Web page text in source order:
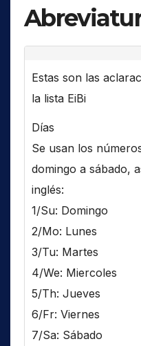
Estas son las
la lista EiBi
Días
Se usan los
domingo a sábado,
inglés:
1/Su: Domingo
2/Mo: Lunes
3/Tu: Martes
4/We: Miercoles
5/Th: Jueves
6/Fr: Viernes
7/Sa: Sábado